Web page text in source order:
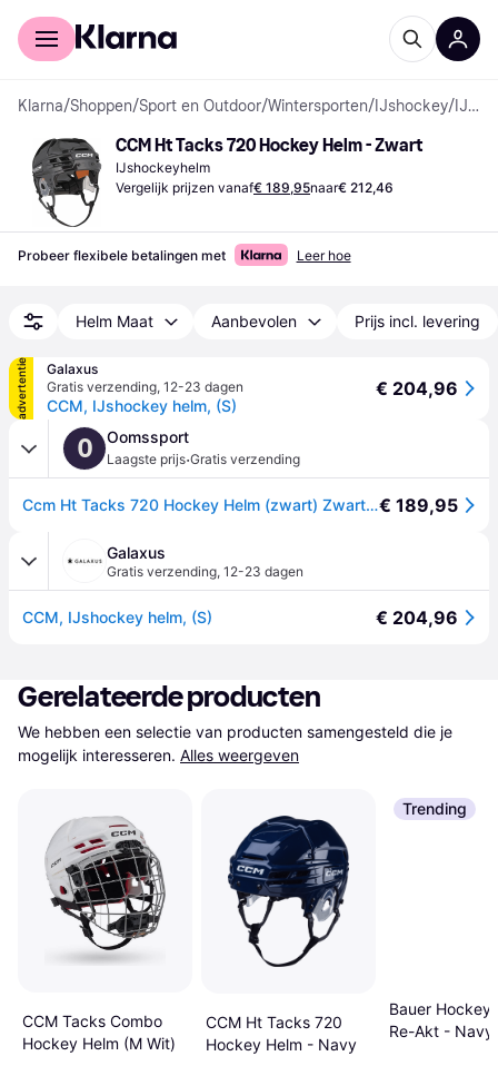
Voor shoppers
Klarna/Shoppen/Sport en Outdoor/Wintersporten/ IJshockey/ IJshockeyhelmen
CCM Ht Tacks 720 Hockey Helm - Zwart
IJshockeyhelm
Vergelijk prijzen vanaf€ 189,95naar€ 212,46
Probeer flexibele betalingen met Leer hoe
Helm Maat Aanbevolen Prijs incl. levering
advertentie
Galaxus
Gratis verzending, 12-23 dagen
CCM, IJshockey helm, (S)
€ 204,96
O Oomssport
Laagste prijs·Gratis verzending
Ccm Ht Tacks 720 Hockey Helm (zwart) Zwart S€ 189,95
Galaxus
Gratis verzending, 12-23 dagen
CCM, IJshockey helm, (S) € 204,96
Gerelateerde producten
We hebben een selectie van producten samengesteld die je
mogelijk interesseren. Alles weergeven
CCM Tacks Combo
Hockey Helm (M Wit)
CCM Ht Tacks 720
Hockey Helm - Navy
Trending
Bauer Hockey
Re-Akt - Navy